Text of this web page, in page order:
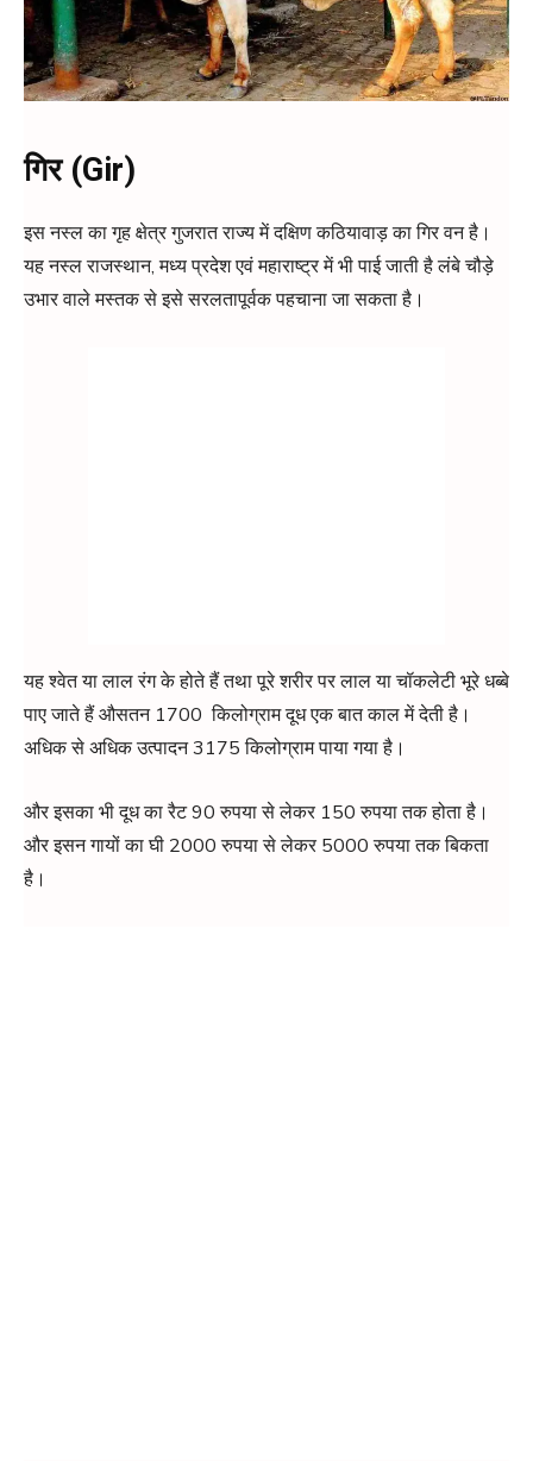
गिर (Gir)
इस नस्ल का गृह क्षेत्र गुजरात राज्य में दक्षिण कठियावाड़ का गिर वन है।
यह नस्ल राजस्थान, मध्य प्रदेश एवं महाराष्ट्र में भी पाई जाती है लंबे चौड़े
उभार वाले मस्तक से इसे सरलतापूर्वक पहचाना जा सकता है।
यह श्वेत या लाल रंग के होते हैं तथा पूरे शरीर पर लाल या चॉकलेटी भूरे धब्बे
पाए जाते हैं औसतन 1700 किलोग्राम दूध एक बात काल में देती है।
अधिक से अधिक उत्पादन 3175 किलोग्राम पाया गया है।
और इसका भी दूध का रैट 90 रुपया से लेकर 150 रुपया तक होता है।
और इसन गायों का घी 2000 रुपया से लेकर 5000 रुपया तक बिकता
है।